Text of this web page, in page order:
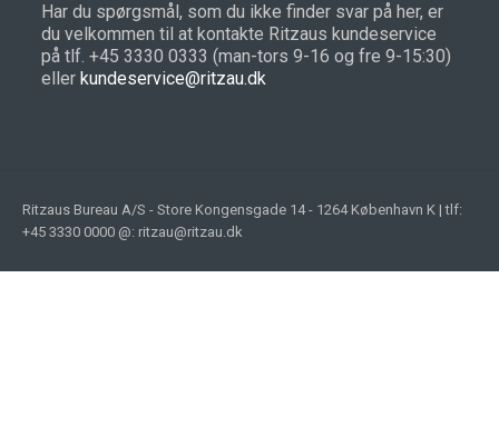
Har du spørgsmål, som du ikke finder svar på her, er
du velkommen til at kontakte Ritzaus kundeservice
på tlf. +45 3330 0333 (man-tors 9-16 og fre 9-15:30)
eller kundeservice@ritzau.dk
Ritzaus Bureau A/S - Store Kongensgade 14 - 1264 København K | tlf:
+45 3330 0000 @: ritzau@ritzau.dk